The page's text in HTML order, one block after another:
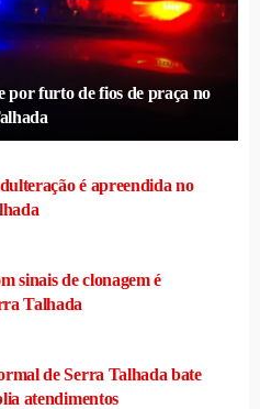
por furto de fios de praça no
é apreendida no
sinais de clonagem é
Talhada
de Serra Talhada bate
atendimentos